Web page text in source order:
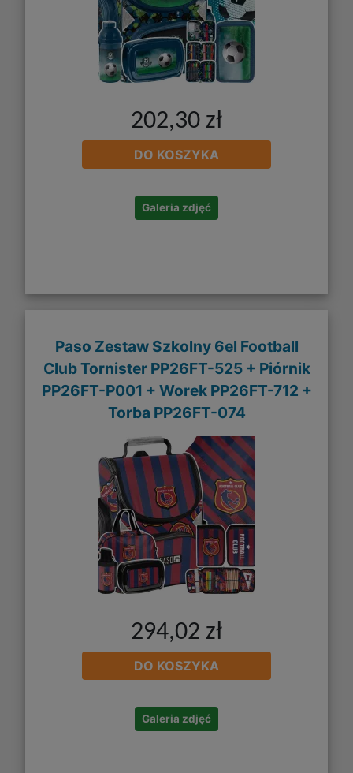
202,30 zł
DO KOSZYKA
Galeria zdjęć
Paso Zestaw Szkolny 6el Football
Club Tornister PP26FT-525 + Piórnik
PP26FT-P001 + Worek PP26FT-712 +
Torba PP26FT-074
294,02 zł
DO KOSZYKA
Galeria zdjęć